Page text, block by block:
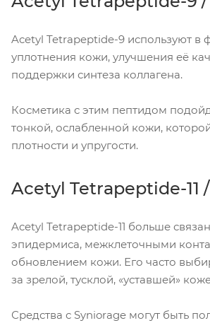
Acetyl Tetrapeptide-9 используют в
уплотнения кожи, улучшения её
поддержки синтеза коллагена.
Косметика с этим пептидом
тонкой, ослабленной кожи,
плотности и упругости.
Acetyl Tetrapeptide-11
Acetyl Tetrapeptide-11 больше
эпидермиса, межклеточными
обновлением кожи. Его часто
за зрелой, тусклой, «уставшей»
Средства с Syniorage могут быть